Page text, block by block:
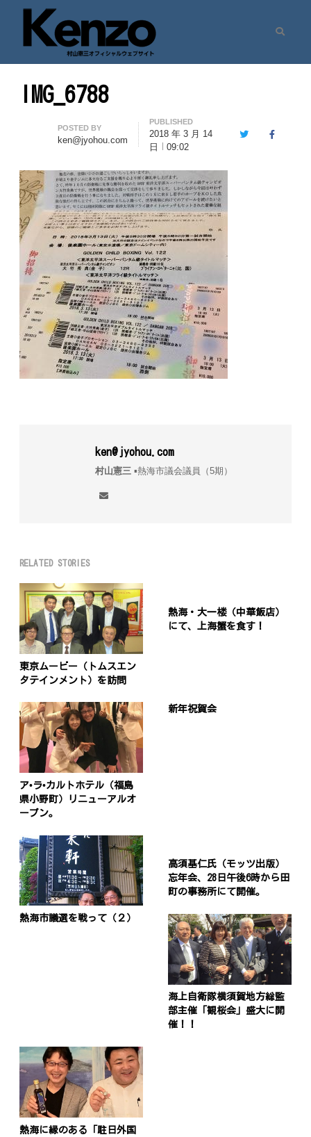
七転八起 – 村山憲三 Official Site
村山憲三ウェブサイト
IMG_6788
Author
POSTED BY
ken@jyohou.com
PUBLISHED
2018 年 3 月 14
日
09:02
TwitterFacebook
ken@jyohou.com
村山憲三▪︎熱海市議会議員（5期）
RELATED STORIES
東京ムービー（トムスエン
タテインメント）を訪問
熱海・大一楼（中華飯店）
にて、上海蟹を食す！
ア•ラ•カルトホテル（福島
県小野町）リニューアルオ
ープン。
新年祝賀会
熱海市議選を戦って（２）
高須基仁氏（モッツ出版）
忘年会、28日午後6時から田
町の事務所にて開催。
海上自衛隊横須賀地方総監
部主催「観桜会」盛大に開
催！！
熱海に縁のある「駐日外国